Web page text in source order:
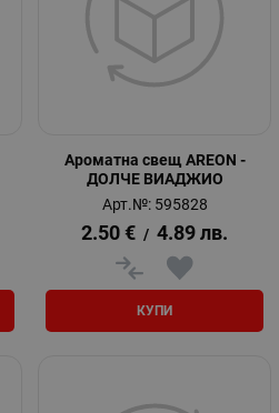
Ароматна свещ AREON -
ДОЛЧЕ ВИАДЖИО
Арт.№: 595828
2.50 € / 4.89 лв.
КУПИ